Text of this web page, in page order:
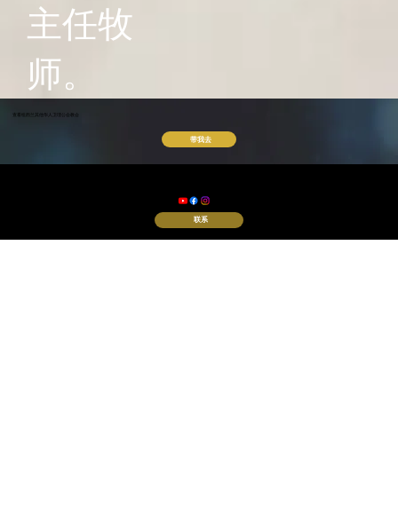
主任牧
师。
查看纽西兰其他华人卫理公会教会
带我去
卫理公会惠恩堂
联系